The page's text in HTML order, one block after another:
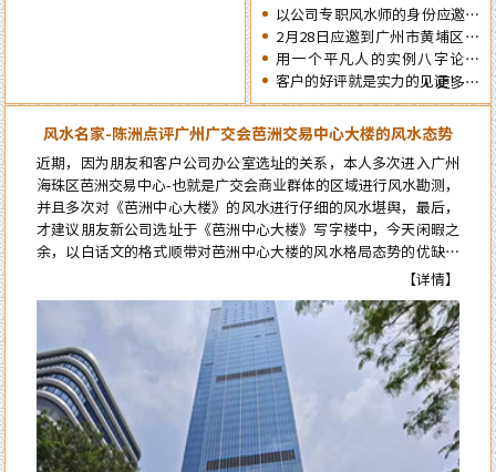
案例分享
以公司专职风水师的身份应邀出
席《星橙网络科技公司》成立5
周年庆典
2月28日应邀到广州市黄埔区为
朋友的亲戚堪舆住房风水
用一个平凡人的实例八字论断
2026马年的流年运势
客户的好评就是实力的见证！
更多…
风水名家-陈洲点评广州广交会芭洲交易中心大楼的风水态势
近期，因为朋友和客户公司办公室选址的关系，本人多次进入广州
海珠区芭洲交易中心-也就是广交会商业群体的区域进行风水勘测，
并且多次对《芭洲中心大楼》的风水进行仔细的风水堪舆，最后，
才建议朋友新公司选址于《芭洲中心大楼》写字楼中，今天闲暇之
余，以白话文的格式顺带对芭洲中心大楼的风水格局态势的优缺点
进行点评。而要想更科学的论断芭洲中心大楼的风水格局态势，就
必须先了解知道芭洲中心大楼及本区位的风水来龙源头…
【详情】
来自郭女士的评价：
陈大师的风水学术真实用，本人是做美容护理的，去年在广州番禺粤海天
河城开了家美容店连续亏损了7个月，今年找到陈洲大师看了以后店内布
局重新调理一遍，第二个月就扭亏为盈了，现在正在上升期阶段，感谢陈
来自李女士的评价：
陈洲老师的风水学水平确实高明，本人是做法务工作的，去年刚出来创业
自己成立律所开始有三个月是吃空晌的，后来请陈老师调换了办公室并对
办公室布局做了全面调理指导，不出月就 开始改变至现在业务一个接一
个不停的接单。真心感恩陈老师的指导！